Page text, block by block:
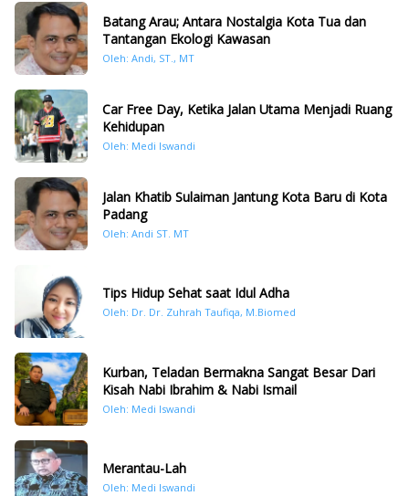
Batang Arau; Antara Nostalgia Kota Tua dan
Tantangan Ekologi Kawasan
Oleh: Andi, ST., MT
Car Free Day, Ketika Jalan Utama Menjadi Ruang
Kehidupan
Oleh: Medi Iswandi
Jalan Khatib Sulaiman Jantung Kota Baru di Kota
Padang
Oleh: Andi ST. MT
Tips Hidup Sehat saat Idul Adha
Oleh: Dr. Dr. Zuhrah Taufiqa, M.Biomed
Kurban, Teladan Bermakna Sangat Besar Dari
Kisah Nabi Ibrahim & Nabi Ismail
Oleh: Medi Iswandi
Merantau-Lah
Oleh: Medi Iswandi